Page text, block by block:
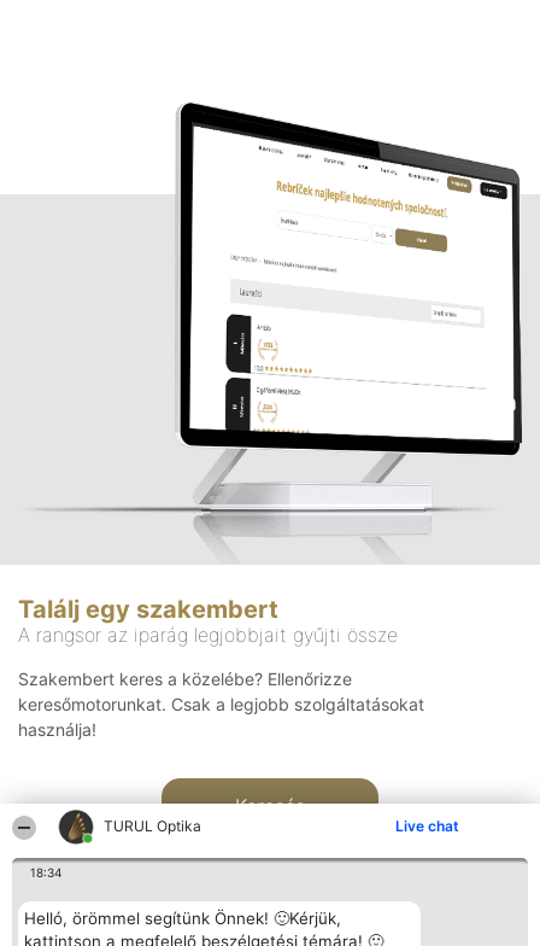
TURUL Optika Live chat
18:34
Helló, örömmel segítünk Önnek! 🙂Kérjük,
kattintson a megfelelő beszélgetési témára! 🙂
Találj egy szakembert
A rangsor az iparág legjobbjait gyűjti össze
Szakembert keres a közelébe? Ellenőrizze
keresőmotorunkat. Csak a legjobb szolgáltatásokat
használja!
Keresés